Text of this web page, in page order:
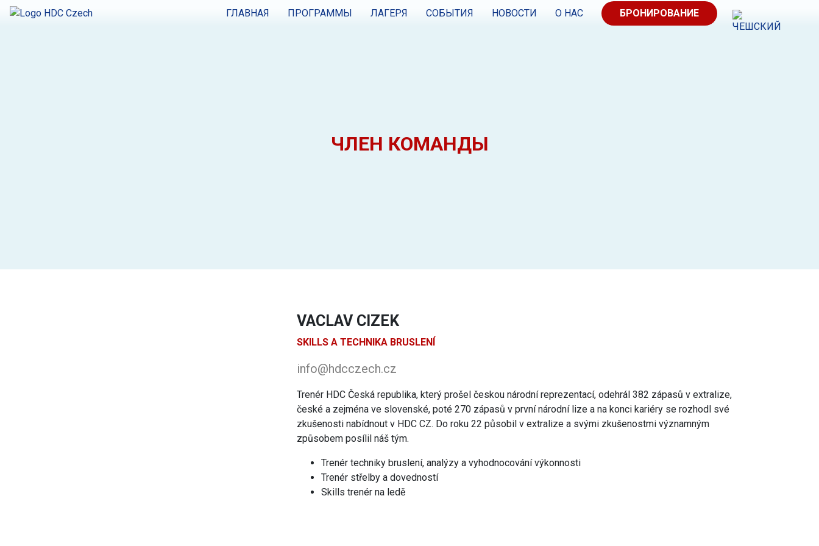
ГЛАВНАЯ ПРОГРАММЫ ЛАГЕРЯ СОБЫТИЯ НОВОСТИ О НАС БРОНИРОВАНИЕ
ЧЛЕН КОМАНДЫ
VACLAV CIZEK
SKILLS A TECHNIKA BRUSLENÍ
info@hdcczech.cz
Trenér HDC Česká republika, který prošel českou národní reprezentací, odehrál 382 zápasů v extralize,
české a zejména ve slovenské, poté 270 zápasů v první národní lize a na konci kariéry se rozhodl své
zkušenosti nabídnout v HDC CZ. Do roku 22 působil v extralize a svými zkušenostmi významným
způsobem posílil náš tým.
Trenér techniky bruslení, analýzy a vyhodnocování výkonnosti
Trenér střelby a dovedností
Skills trenér na ledě